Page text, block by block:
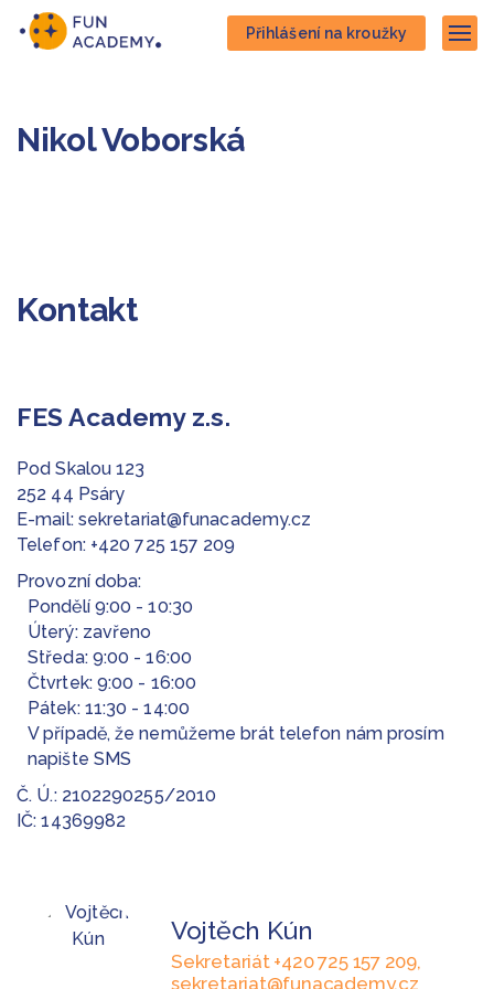
Přejít
na
Přejít
na
Přihlášení na kroužky
Nikol Voborská
Kontakt
FES Academy z.s.
Pod Skalou 123
252 44 Psáry
E-mail: sekretariat@funacademy.cz
Telefon: +420 725 157 209
Provozní doba:
Pondělí 9:00 - 10:30
Úterý: zavřeno
Středa: 9:00 - 16:00
Čtvrtek: 9:00 - 16:00
Pátek: 11:30 - 14:00
V případě, že nemůžeme brát telefon nám prosím
napište SMS
Č. Ú.: 2102290255/2010
IČ: 14369982
Vojtěch Kún
Sekretariát +420 725 157 209,
sekretariat@funacademy.cz